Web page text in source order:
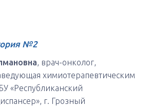
№2
, врач-онколог,
химиотерапевтическим
«Республиканский
г. Грозный